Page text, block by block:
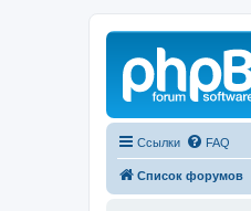
Ссылки FAQ
Список форумов